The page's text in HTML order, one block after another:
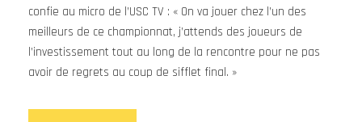
confie au micro de l’USC TV : « On va jouer chez l’un des
meilleurs de ce championnat, j’attends des joueurs de
l’investissement tout au long de la rencontre pour ne pas
avoir de regrets au coup de sifflet final. »